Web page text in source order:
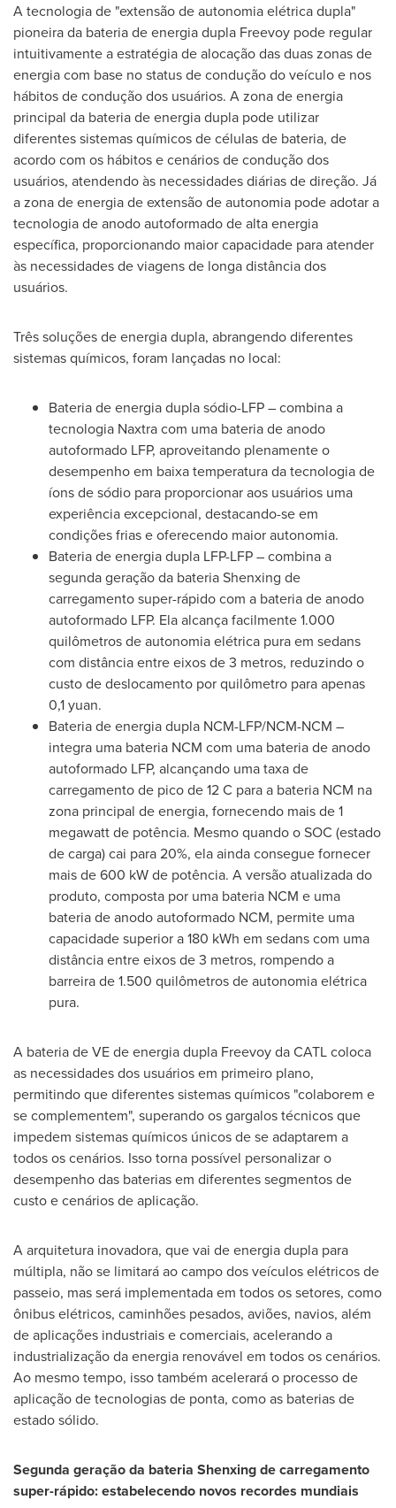
A tecnologia de "extensão de autonomia elétrica dupla"
pioneira da bateria de energia dupla Freevoy pode regular
intuitivamente a estratégia de alocação das duas zonas de
energia com base no status de condução do veículo e nos
hábitos de condução dos usuários. A zona de energia
principal da bateria de energia dupla pode utilizar
diferentes sistemas químicos de células de bateria, de
acordo com os hábitos e cenários de condução dos
usuários, atendendo às necessidades diárias de direção. Já
a zona de energia de extensão de autonomia pode adotar a
tecnologia de anodo autoformado de alta energia
específica, proporcionando maior capacidade para atender
às necessidades de viagens de longa distância dos
usuários.
Três soluções de energia dupla, abrangendo diferentes
sistemas químicos, foram lançadas no local:
Bateria de energia dupla sódio-LFP – combina a
tecnologia Naxtra com uma bateria de anodo
autoformado LFP, aproveitando plenamente o
desempenho em baixa temperatura da tecnologia de
íons de sódio para proporcionar aos usuários uma
experiência excepcional, destacando-se em
condições frias e oferecendo maior autonomia.
Bateria de energia dupla LFP-LFP – combina a
segunda geração da bateria Shenxing de
carregamento super-rápido com a bateria de anodo
autoformado LFP. Ela alcança facilmente 1.000
quilômetros de autonomia elétrica pura em sedans
com distância entre eixos de 3 metros, reduzindo o
custo de deslocamento por quilômetro para apenas
0,1 yuan.
Bateria de energia dupla NCM-LFP/NCM-NCM –
integra uma bateria NCM com uma bateria de anodo
autoformado LFP, alcançando uma taxa de
carregamento de pico de 12 C para a bateria NCM na
zona principal de energia, fornecendo mais de 1
megawatt de potência. Mesmo quando o SOC (estado
de carga) cai para 20%, ela ainda consegue fornecer
mais de 600 kW de potência. A versão atualizada do
produto, composta por uma bateria NCM e uma
bateria de anodo autoformado NCM, permite uma
capacidade superior a 180 kWh em sedans com uma
distância entre eixos de 3 metros, rompendo a
barreira de 1.500 quilômetros de autonomia elétrica
pura.
A bateria deVE deenergia dupla Freevoy da CATL coloca
as necessidades dos usuários em primeiro plano,
permitindo que diferentes sistemas químicos "colaborem e
se complementem", superando os gargalos técnicos que
impedem sistemas químicos únicos de se adaptarem a
todos os cenários. Isso torna possível personalizar o
desempenho das baterias em diferentes segmentos de
custo e cenários de aplicação.
A arquitetura inovadora, que vai de energia dupla para
múltipla, não se limitará ao campo dos veículos elétricos de
passeio, mas será implementada em todos os setores, como
ônibus elétricos, caminhões pesados, aviões, navios, além
de aplicações industriais e comerciais, acelerando a
industrialização da energia renovável em todos os cenários.
Ao mesmo tempo, isso também acelerará o processo de
aplicação de tecnologias de ponta, como as baterias de
estado sólido.
Segunda geração da bateria Shenxing de carregamento
super-rápido: estabelecendo novos recordes mundiais